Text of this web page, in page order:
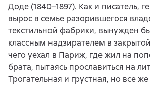
Доде (1840–1897). Как и писатель,
вырос в семье разорившегося
текстильной фабрики, вынужден
классным надзирателем в
чего уехал в Париж, где жил на
брата, пытаясь прославиться на
Трогательная и грустная, но все же